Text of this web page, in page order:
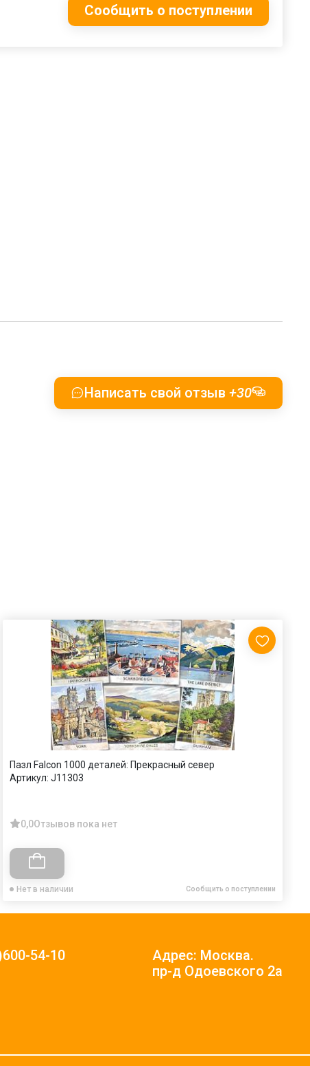
Сообщить о поступлении
Написать свой отзыв +30
Пазл Falcon 1000 деталей: Прекрасный север
Артикул: J11303
0,0Отзывов пока нет
Нет в наличии Сообщить о поступлении
54-10
Адрес: Москва.
пр-д Одоевского 2а